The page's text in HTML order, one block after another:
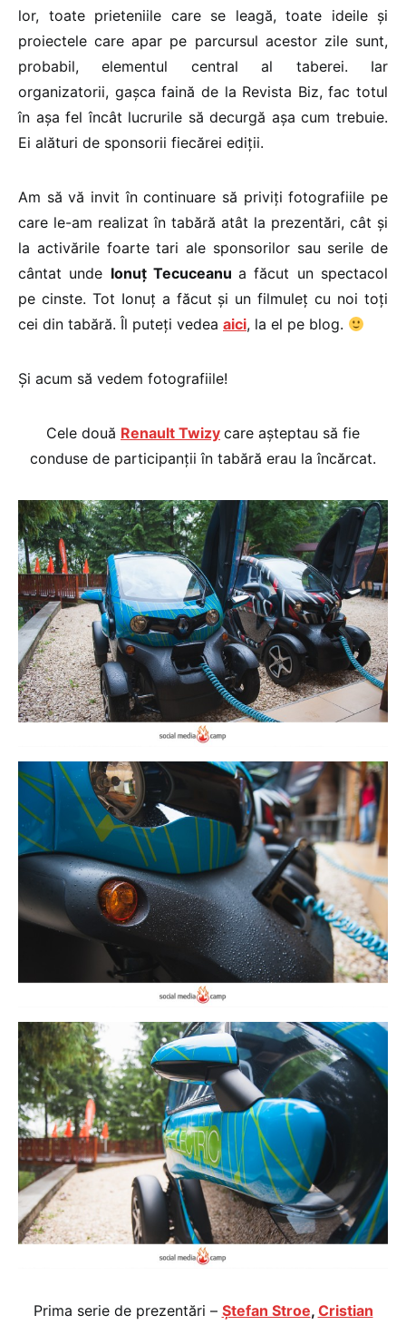
lor, toate prieteniile care se leagă, toate ideile și
proiectele care apar pe parcursul acestor zile sunt,
probabil, elementul central al taberei. Iar
organizatorii, gașca faină de la Revista Biz, fac totul
în așa fel încât lucrurile să decurgă așa cum trebuie.
Ei alături de sponsorii fiecărei ediții.
Am să vă invit în continuare să priviți fotografiile pe
care le-am realizat în tabără atât la prezentări, cât și
la activările foarte tari ale sponsorilor sau serile de
cântat unde Ionuț Tecuceanua făcut un spectacol
pe cinste. Tot Ionuț a făcut și un filmuleț cu noi toți
cei din tabără. Îl puteți vedea aici, la el pe blog.
Și acum să vedem fotografiile!
Cele două Renault Twizy care așteptau să fie
conduse de participanții în tabără erau la încărcat.
Prima serie de prezentări – Ștefan Stroe, Cristian